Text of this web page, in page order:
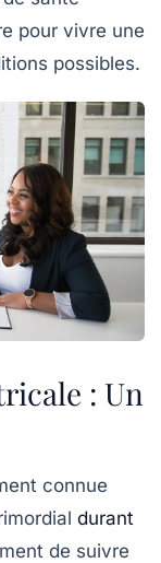
pour vivre une
possibles.
: Un
connue
durant
de suivre